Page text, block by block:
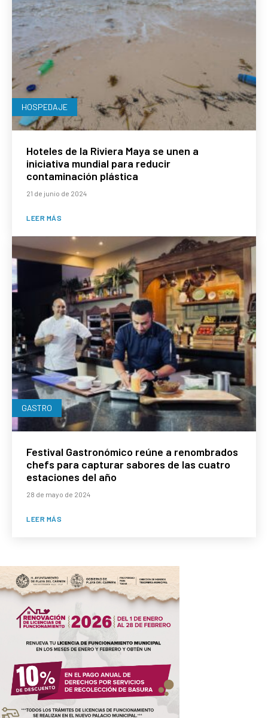
HOSPEDAJE
Hoteles de la Riviera Maya se unen a
iniciativa mundial para reducir
contaminación plástica
21 de junio de 2024
LEER MÁS
GASTRO
Festival Gastronómico reúne a renombrados
chefs para capturar sabores de las cuatro
estaciones del año
28 de mayo de 2024
LEER MÁS